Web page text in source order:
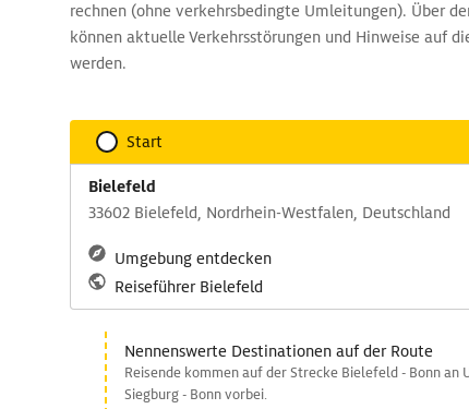
rechnen (ohne verkehrsbedingte Umleitungen). Über
können aktuelle Verkehrsstörungen und Hinweise auf
werden.
Start
Bielefeld
33602 Bielefeld, Nordrhein-Westfalen, Deutschland
Umgebung entdecken
Reiseführer Bielefeld
Nennenswerte Destinationen auf der Route
Reisende kommen auf der Strecke Bielefeld - Bonn an
Siegburg - Bonn vorbei.